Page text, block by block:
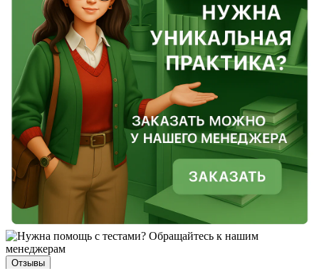
Отзывы